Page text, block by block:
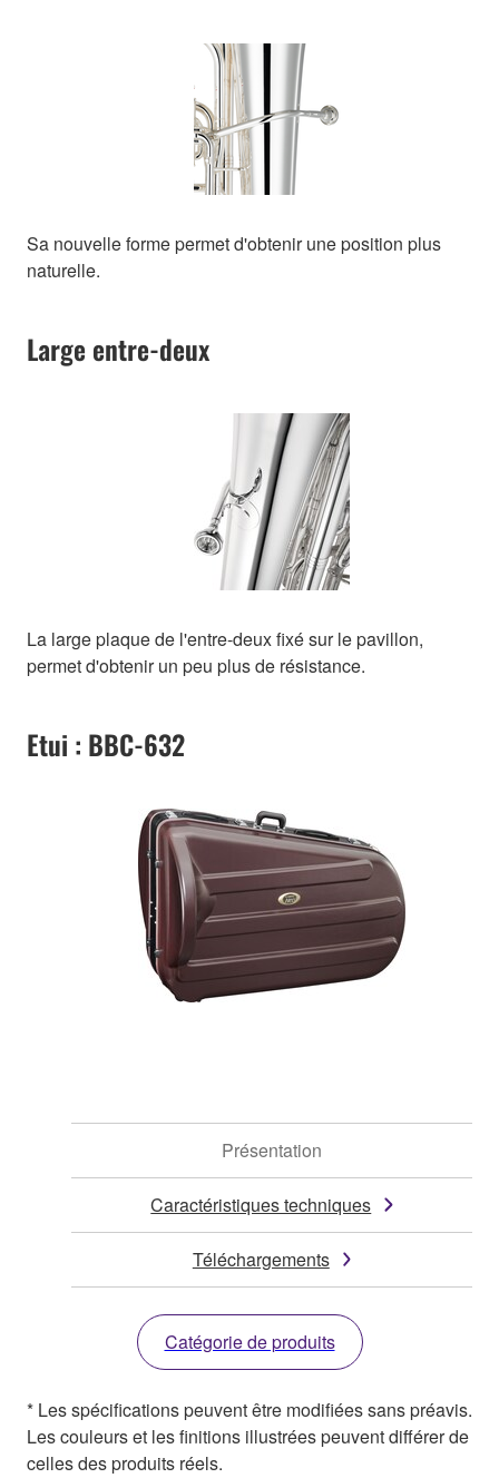
Sa nouvelle forme permet d'obtenir une position plus
naturelle.
Large entre-deux
La large plaque de l'entre-deux fixé sur le pavillon,
permet d'obtenir un peu plus de résistance.
Etui : BBC-632
Présentation
Caractéristiques techniques
Téléchargements
Catégorie de produits
* Les spécifications peuvent être modifiées sans préavis.
Les couleurs et les finitions illustrées peuvent différer de
celles des produits réels.